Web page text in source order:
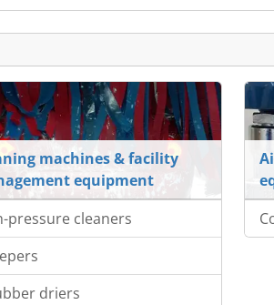
machines & facility
equipment
pressure cleaners
driers